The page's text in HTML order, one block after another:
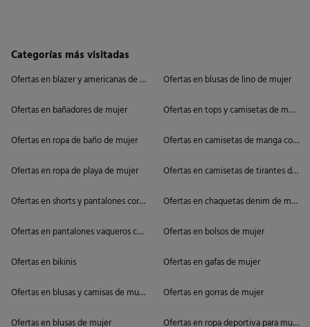
Categorías más visitadas
Ofertas en blazer y americanas de mujer
Ofertas en bañadores de mujer
Ofertas en ropa de baño de mujer
Ofertas en ropa de playa de mujer
Ofertas en shorts y pantalones cortos de mujer
Ofertas en pantalones vaqueros cortos de mujer
Ofertas en bikinis
Ofertas en blusas y camisas de mujer
Ofertas en blusas de mujer
Ofertas en blusas de lino de mujer
Ofertas en tops y camisetas de mujer
Ofertas en camisetas de manga corta
Ofertas en camisetas de tirantes de
Ofertas en chaquetas denim de mujer
Ofertas en bolsos de mujer
Ofertas en gafas de mujer
Ofertas en gorras de mujer
Ofertas en ropa deportiva para mujer